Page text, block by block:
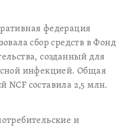
федерация
сбор средств в Фонд
созданный для
инфекцией. Общая
NCF составила 2,5 млн.
и